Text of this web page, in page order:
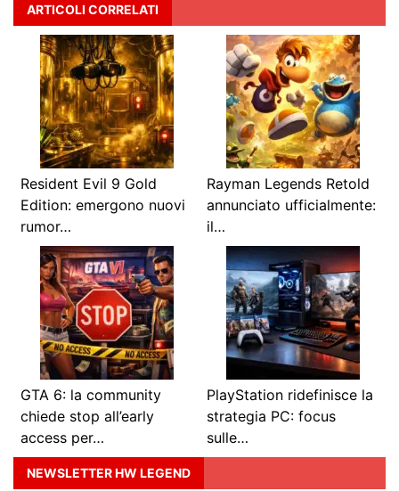
ARTICOLI CORRELATI
Resident Evil 9 Gold
Edition: emergono nuovi
rumor…
Rayman Legends Retold
annunciato ufficialmente:
il…
GTA 6: la community
chiede stop all’early
access per…
PlayStation ridefinisce la
strategia PC: focus
sulle…
NEWSLETTER HW LEGEND